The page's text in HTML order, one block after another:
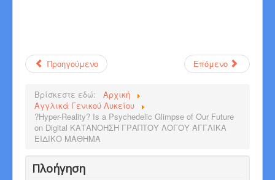
Προηγούμενο Επόμενο
Βρίσκεστε εδώ:
Αρχική
Αγγλικά Γενικού Λυκείου
?Hyper-Reality? Is a Psychedelic Glimpse of Our Future
on Digital ΚΑΤΑΝΟΗΣΗ ΓΡΑΠΤΟΥ ΛΟΓΟΥ ΑΓΓΛΙΚΑ
ΕΙΔΙΚΟ ΜΑΘΗΜΑ
Πλοήγηση